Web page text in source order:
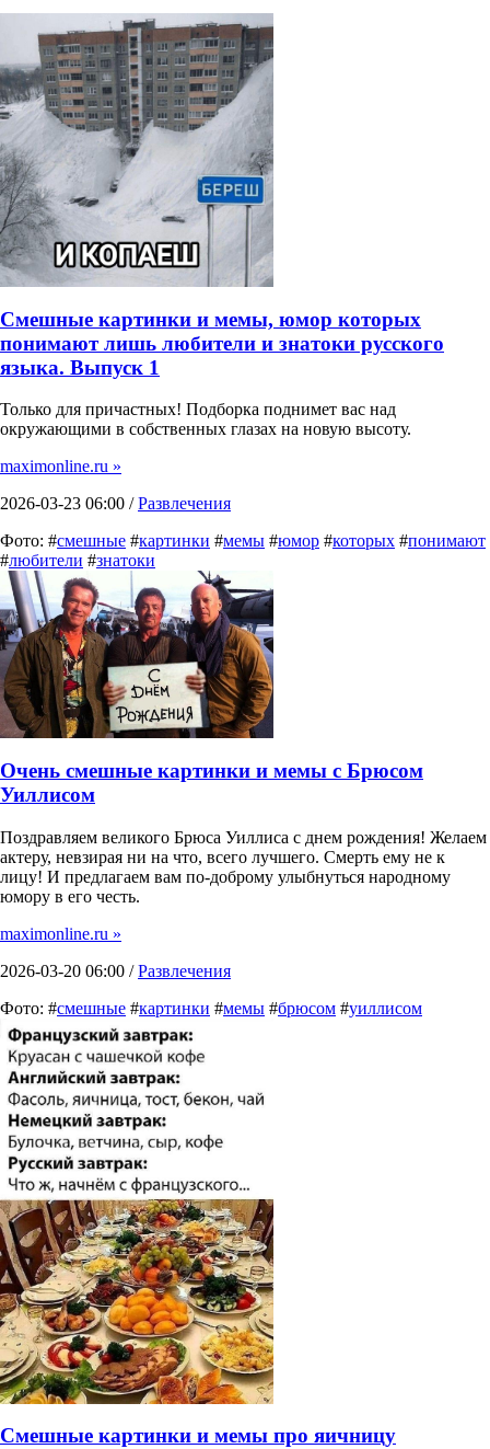
Смешные картинки и мемы, юмор которых
понимают лишь любители и знатоки русского
языка. Выпуск 1
Только для причастных! Подборка поднимет вас над
окружающими в собственных глазах на новую высоту.
maximonline.ru »
2026-03-23 06:00 /Развлечения
Фото: #смешные #картинки #мемы #юмор #которых #понимают
#любители #знатоки
Очень смешные картинки и мемы с Брюсом
Уиллисом
Поздравляем великого Брюса Уиллиса с днем рождения! Желаем
актеру, невзирая ни на что, всего лучшего. Смерть ему не к
лицу! И предлагаем вам по-доброму улыбнуться народному
юмору в его честь.
maximonline.ru »
2026-03-20 06:00 /Развлечения
Фото: #смешные #картинки #мемы #брюсом #уиллисом
Смешные картинки и мемы про яичницу